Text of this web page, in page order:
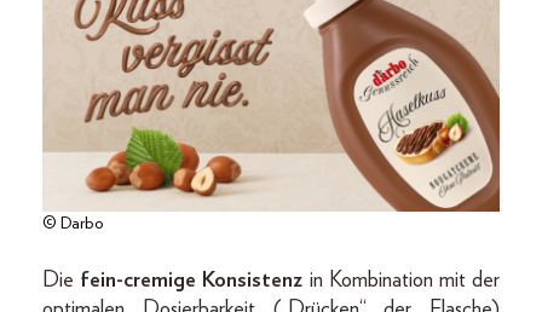
© Darbo
Die fein-cremige Konsistenz in Kombination mit der